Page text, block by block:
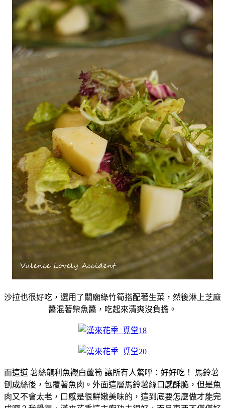
沙拉也很好吃，選用了關廟綠竹筍搭配著生菜，然後淋上芝麻
醬混著柴魚醬，吃起來清爽沒負擔。
而這道 薯絲龍利魚襯白蘆筍 讓所有人驚呼：好好吃！ 馬鈴薯
刨成絲後，包覆著魚肉。外面這層馬鈴薯絲口感酥脆，但是魚
肉又不會太老，口感是很鮮嫩美味的，這到底要怎麼做才能完